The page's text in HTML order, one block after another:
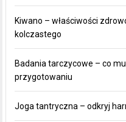
Kiwano – właściwości
kolczastego
Badania tarczycowe – co
przygotowaniu
Joga tantryczna – odkryj